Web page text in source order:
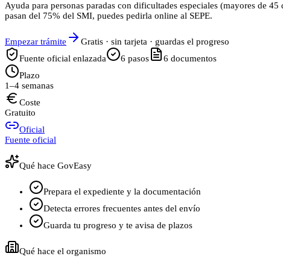
Ayuda para personas paradas con dificultades especiales (mayores de
pasan del 75% del SMI, puedes pedirla online al SEPE.
Empezar trámite
Gratis · sin tarjeta · guardas el progreso
Fuente oficial enlazada
6 pasos 6 documentos
Plazo
1–4 semanas
Coste
Gratuito
Oficial
Fuente oficial
Qué hace GovEasy
Prepara el expediente y la documentación
Detecta errores frecuentes antes del envío
Guarda tu progreso y te avisa de plazos
Qué hace el organismo